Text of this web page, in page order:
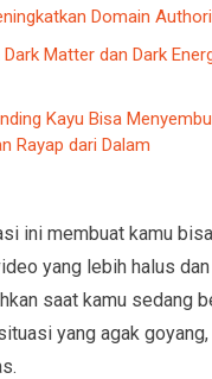
Domain
Dark Matter dan Dark
Kayu Bisa
Rayap dari Dalam
ini membuat kamu
yang lebih halus
saat kamu sedang
yang agak